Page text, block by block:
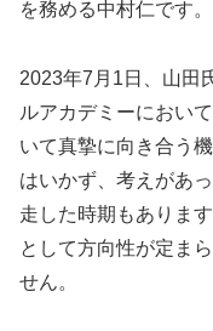
を務める中村仁です。
2023年7月1日、山田
ルアカデミーにおい
いて真摯に向き合う
はいかず、考えがあ
走した時期もありま
として方向性が定ま
せん。